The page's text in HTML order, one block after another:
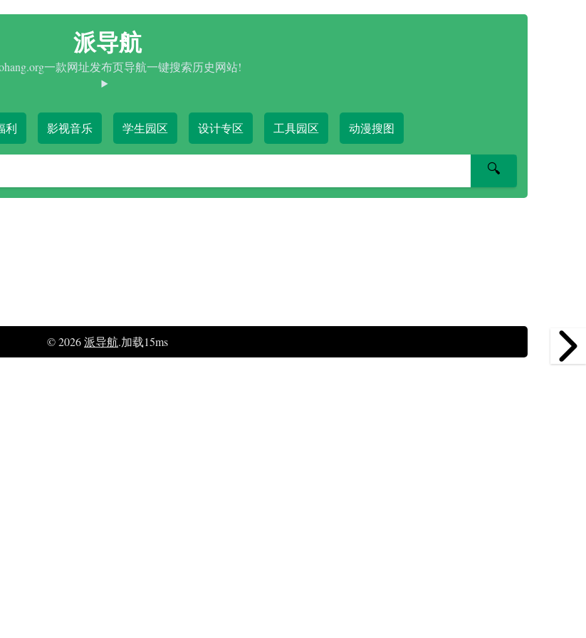
派导航
一款网址发布页导航一键搜索历史网站!
利 影视音乐 学生园区 设计专区 工具园区 动漫搜图
🔍
© 2026派导航.加载15ms